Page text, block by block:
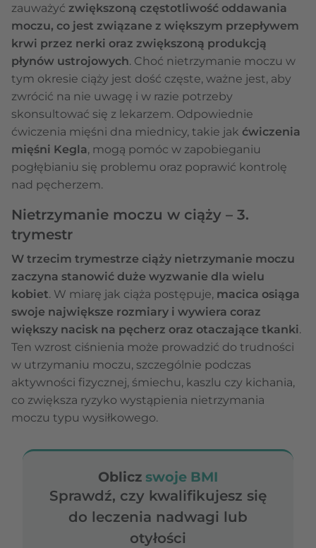
zauważyć zwiększoną częstotliwość oddawania
moczu, co jest związane z większym przepływem
krwi przez nerki oraz zwiększoną produkcją
płynów ustrojowych. Choć nietrzymanie moczu w
tym okresie ciąży jest dość częste, ważne jest, aby
zwrócić na nie uwagę i w razie potrzeby
skonsultować się z lekarzem. Odpowiednie
ćwiczenia mięśni dna miednicy, takie jak ćwiczenia
mięśni Kegla, mogą pomóc w zapobieganiu
pogłębianiu się problemu oraz poprawić kontrolę
nad pęcherzem.
Nietrzymanie moczu w ciąży – 3.
trymestr
W trzecim trymestrze ciąży nietrzymanie moczu
zaczyna stanowić duże wyzwanie dla wielu
kobiet. W miarę jak ciąża postępuje, macica osiąga
swoje największe rozmiary i wywiera coraz
większy nacisk na pęcherz oraz otaczające tkanki.
Ten wzrost ciśnienia może prowadzić do trudności
w utrzymaniu moczu, szczególnie podczas
aktywności fizycznej, śmiechu, kaszlu czy kichania,
co zwiększa ryzyko wystąpienia nietrzymania
moczu typu wysiłkowego.
Oblicz swoje BMI
Sprawdź, czy kwalifikujesz się
do leczenia nadwagi lub
otyłości